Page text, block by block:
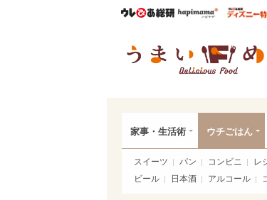
ウレぴあ総研ハピママ*
家事・生活術 ウチごはん
スイーツ パン コンビニ レ
ビール
日本酒 アルコール